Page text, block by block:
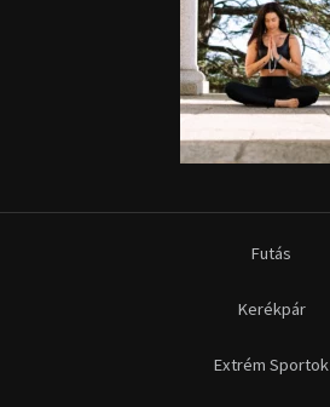
Futás
Kerékpár
Extrém Sportok